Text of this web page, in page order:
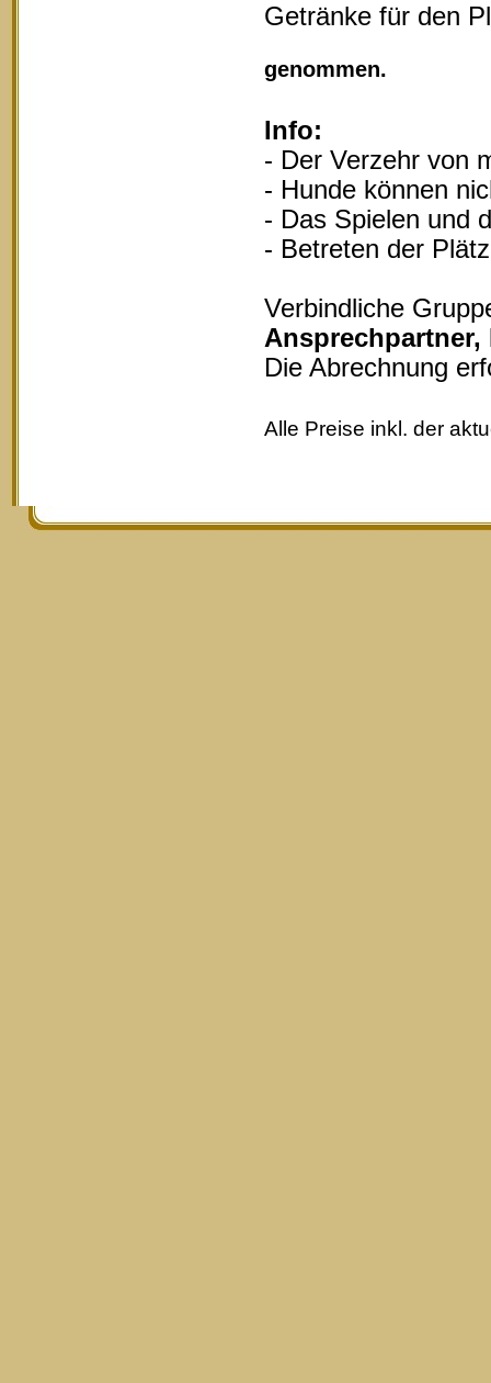
Getränke für den
genommen.
Info:
- Der Verzehr von
- Hunde können
- Das Spielen und
- Betreten der
Verbindliche
Die Abrechnung
Alle Preise inkl. der